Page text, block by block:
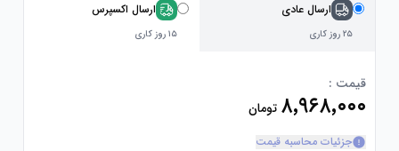
ارسال عادی
۲۵ روز کاری
ارسال اکسپرس
۱۵ روز کاری
قیمت :
۸٬۹۶۸٬۰۰۰ تومان
جزئیات محاسبه قیمت